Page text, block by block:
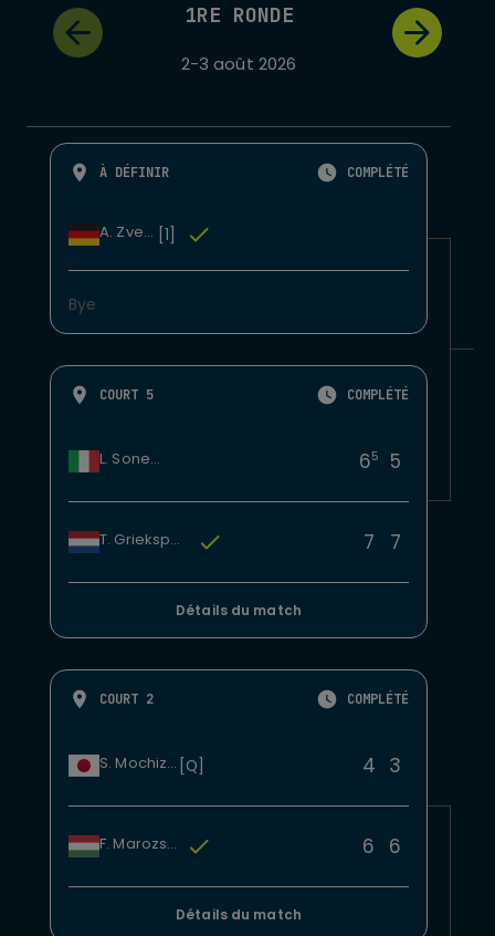
1RE RONDE
2-3 août 2026
À DÉFINIR COMPLÉTÉ
A. Zverev [1]
Bye
COURT 5 COMPLÉTÉ
L. Sonego 65 5
T. Griekspoor 7 7
Détails du match
COURT 2 COMPLÉTÉ
S. Mochizuki [Q] 4 3
F. Marozsan 6 6
Détails du match